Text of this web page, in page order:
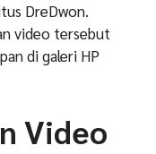
DreDwon.
video tersebut
di galeri HP
Video